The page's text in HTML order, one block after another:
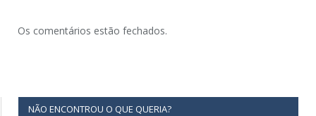
Os comentários estão fechados.
NÃO ENCONTROU O QUE QUERIA?